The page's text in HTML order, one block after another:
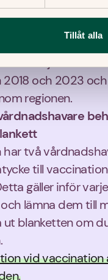
Tillåt alla
påminnelse,
erbjuder
2018 och 2023
regionen.
två
till
gäller inför
lämna dem till
ut blanketten om
vid vaccination
.